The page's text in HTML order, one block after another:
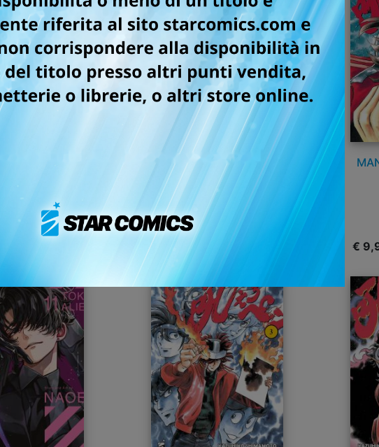
ALIENS n. 12
09/2026
MANGA BOMBER NEW
EDITION n. 6
25/08/2026
€ 9,90 €